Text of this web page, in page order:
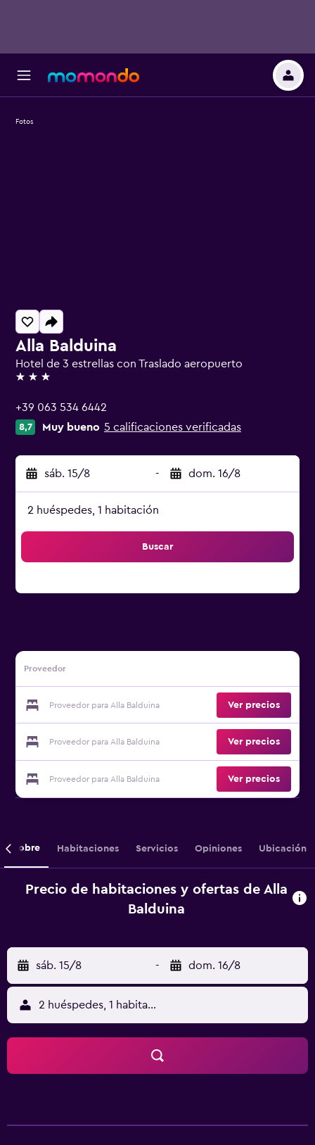
Alla Balduina
Hotel de 3 estrellas con Traslado aeropuerto
3 estrellas
+39 063 534 6442
8,7 Muy bueno 5 calificaciones verificadas
sáb. 15/8 - dom. 16/8
2 huéspedes, 1 habitación
Buscar
Proveedor
Proveedor para Alla Balduina Ver precios
Proveedor para Alla Balduina Ver precios
Proveedor para Alla Balduina Ver precios
Fotos
Sobre Habitaciones Servicios Opiniones Ubicación
Precio de habitaciones y ofertas de Alla
Balduina
sáb. 15/8 - dom. 16/8
2 huéspedes, 1 habitación